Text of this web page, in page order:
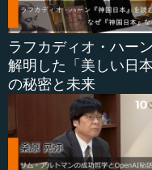
ラフカディオ・ハー
解明した「美しい日本
の秘密と未来